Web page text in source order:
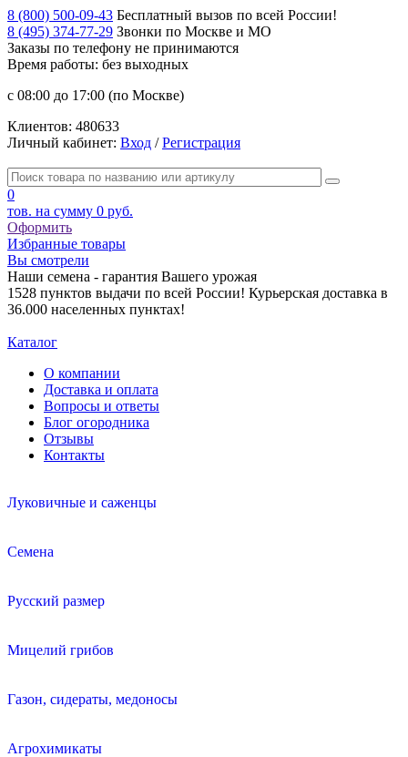
8 (800) 500-09-43 Бесплатный вызов по всей России!
8 (495) 374-77-29 Звонки по Москве и МО
Заказы по телефону не принимаются
Время работы: без выходных
с 08:00 до 17:00 (по Москве)
Клиентов: 480633
Личный кабинет: Вход /Регистрация
0
тов. на сумму 0 руб.
Оформить
Избранные товары
Вы смотрели
Наши семена - гарантия Вашего урожая
1528 пунктов выдачи по всей России! Курьерская доставка в
36.000 населенных пунктах!
Каталог
О компании
Доставка и оплата
Вопросы и ответы
Блог огородника
Отзывы
Контакты
Луковичные и саженцы
Семена
Русский размер
Мицелий грибов
Газон, сидераты, медоносы
Агрохимикаты